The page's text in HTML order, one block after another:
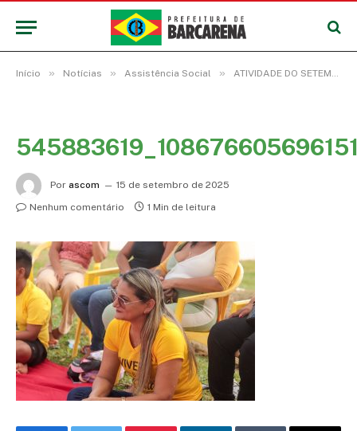
Início » Notícias » Assistência Social » ATIVIDADE DO SETEMBRO AMARELO REFORÇA A IMPORTÂNCIA DO CUIDADO COM A SAÚDE MENTAL
Por ascom
15 de setembro de 2025
Nenhum comentário
1 Min de leitura